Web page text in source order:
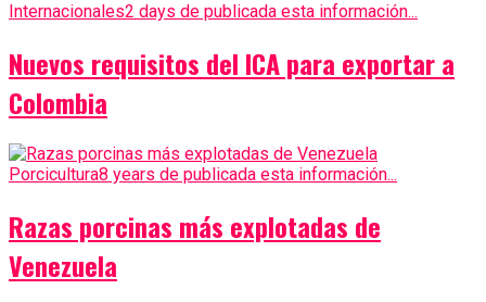
Internacionales2 days de publicada esta información...
Nuevos requisitos del ICA para exportar a
Colombia
Porcicultura8 years de publicada esta información...
Razas porcinas más explotadas de
Venezuela